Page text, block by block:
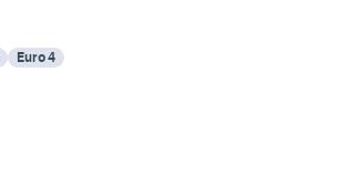
Euro 4